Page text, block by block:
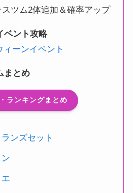
ツム2体追加＆確率アップ
ベント攻略
ィーンイベント
まとめ
ランキングまとめ
ンズセット